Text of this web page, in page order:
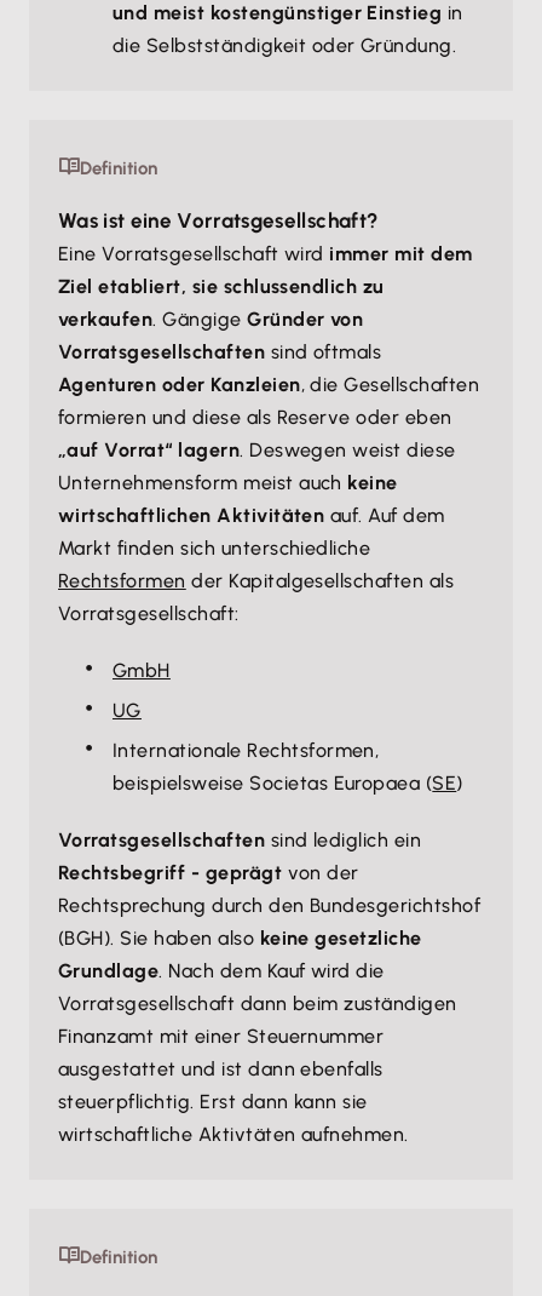
und meist kostengünstiger Einstieg in
die Selbstständigkeit oder Gründung.
Definition
Was ist eine Vorratsgesellschaft?
Eine Vorratsgesellschaft wird immer mit dem
Ziel etabliert, sie schlussendlich zu
verkaufen. GängigeGründer von
Vorratsgesellschaften sind oftmals
Agenturen oder Kanzleien, die Gesellschaften
formieren und diese als Reserve oder eben
„auf Vorrat“ lagern. Deswegen weist diese
Unternehmensform meist auch keine
wirtschaftlichen Aktivitäten auf. Auf dem
Markt finden sich unterschiedliche
Rechtsformen der Kapitalgesellschaften als
Vorratsgesellschaft:
GmbH
UG
Internationale Rechtsformen,
beispielsweise Societas Europaea (SE)
Vorratsgesellschaften sind lediglich ein
Rechtsbegriff - geprägt von der
Rechtsprechung durch den Bundesgerichtshof
(BGH). Sie haben also keine gesetzliche
Grundlage. Nach dem Kauf wird die
Vorratsgesellschaft dann beim zuständigen
Finanzamt mit einer Steuernummer
ausgestattet und ist dann ebenfalls
steuerpflichtig. Erst dann kann sie
wirtschaftliche Aktivtäten aufnehmen.
Definition